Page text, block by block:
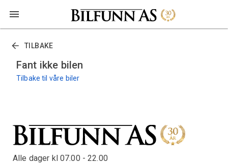
TILBAKE
Fant ikke bilen
Tilbake til våre biler
Alle dager kl 07.00 - 22.00